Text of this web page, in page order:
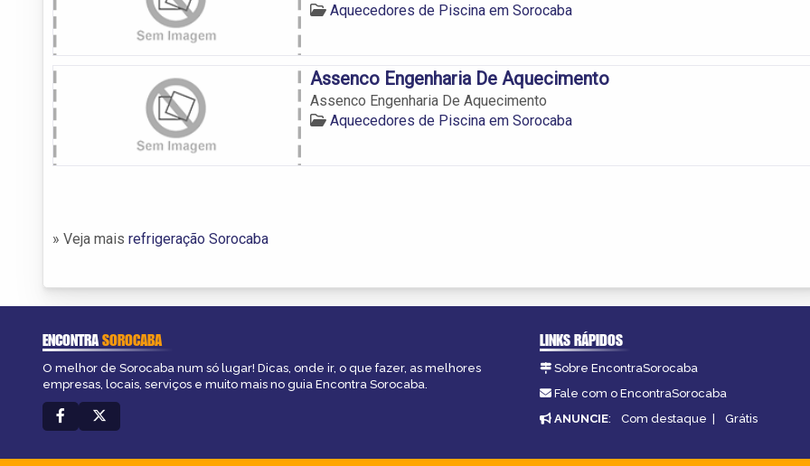
Aquecedores de Piscina em Sorocaba
Assenco Engenharia De Aquecimento
Assenco Engenharia De Aquecimento
Aquecedores de Piscina em Sorocaba
» Veja mais refrigeração Sorocaba
ENCONTRASOROCABA
O melhor de Sorocaba num só lugar! Dicas, onde ir, o que fazer, as melhores
empresas, locais, serviços e muito mais no guia Encontra Sorocaba.
LINKS RÁPIDOS
Sobre EncontraSorocaba
Fale com o EncontraSorocaba
ANUNCIE: Com destaque | Grátis